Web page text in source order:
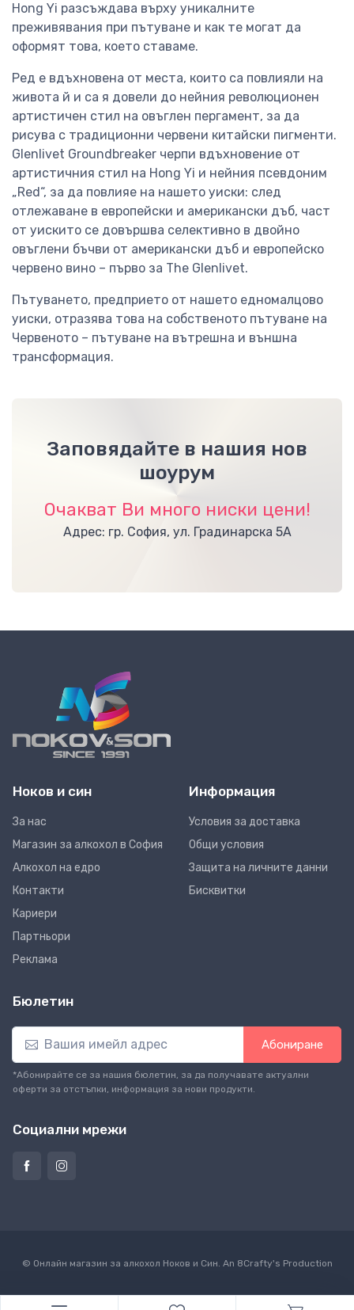
Hong Yi разсъждава върху уникалните
преживявания при пътуване и как те могат да
оформят това, което ставаме.
Ред е вдъхновена от места, които са повлияли на
живота й и са я довели до нейния революционен
артистичен стил на овъглен пергамент, за да
рисува с традиционни червени китайски пигменти.
Glenlivet Groundbreaker черпи вдъхновение от
артистичния стил на Hong Yi и нейния псевдоним
„Red“, за да повлияе на нашето уиски: след
отлежаване в европейски и американски дъб, част
от уискито се довършва селективно в двойно
овъглени бъчви от американски дъб и европейско
червено вино – първо за The Glenlivet.
Пътуването, предприето от нашето едномалцово
уиски, отразява това на собственото пътуване на
Червеното – пътуване на вътрешна и външна
трансформация.
Заповядайте в нашия нов
шоурум
Очакват Ви много ниски цени!
Адрес: гр. София, ул. Градинарска 5А
Ноков и син
За нас
Магазин за алкохол в София
Алкохол на едро
Контакти
Кариери
Партньори
Реклама
Информация
Условия за доставка
Общи условия
Защита на личните данни
Бисквитки
Бюлетин
Абониране
*Абонирайте се за нашия бюлетин, за да получавате актуални
оферти за отстъпки, информация за нови продукти.
Социални мрежи
© Онлайн магазин за алкохол Ноков и Син. An 8Crafty's Production